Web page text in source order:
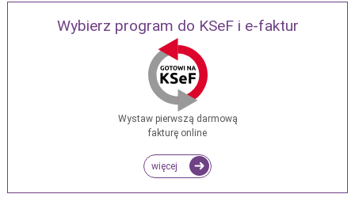
Wybierz program do KSeF i e-faktur
Wystaw pierwszą darmową
fakturę online
więcej